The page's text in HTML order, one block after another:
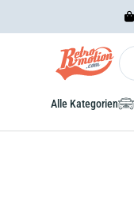
Alle Kategorien